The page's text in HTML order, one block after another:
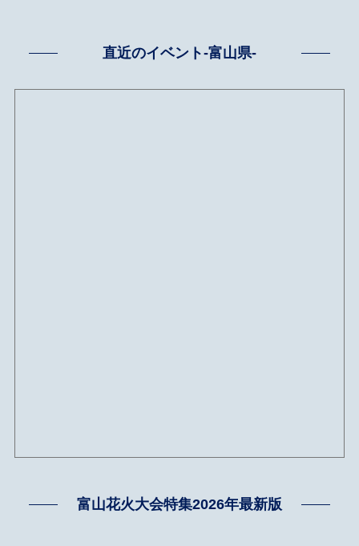
直近のイベント-富山県-
富山花火大会特集2026年最新版